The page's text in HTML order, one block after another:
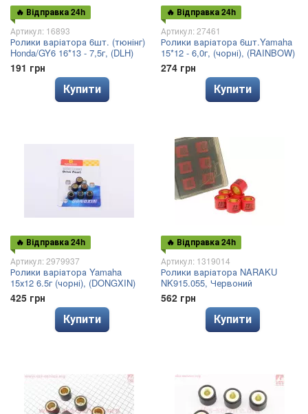
🔥 Відправка 24h
Артикул: 16893
Ролики варіатора 6шт. (тюнінг)
Honda/GY6 16*13 - 7,5г, (DLH)
191 грн
Купити
🔥 Відправка 24h
Артикул: 27461
Ролики варіатора 6шт.Yamaha
15*12 - 6,0г, (чорні), (RAINBOW)
274 грн
Купити
🔥 Відправка 24h
Артикул: 2979937
Ролики варіатора Yamaha
15х12 6.5г (чорні), (DONGXIN)
425 грн
Купити
🔥 Відправка 24h
Артикул: 1319014
Ролики варіатора NARAKU
NK915.055, Червоний
562 грн
Купити